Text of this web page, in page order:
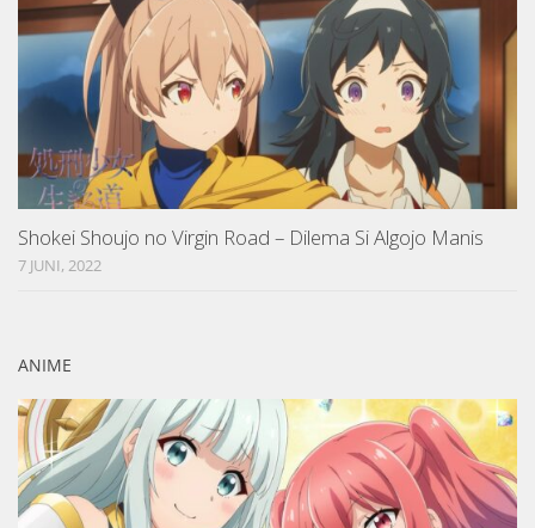
Shokei Shoujo no Virgin Road – Dilema Si Algojo Manis
7 JUNI, 2022
ANIME